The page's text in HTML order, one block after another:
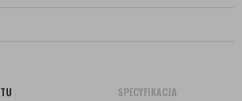
SPECYFIKACJA